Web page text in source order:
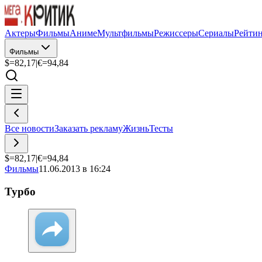
АктерыФильмыАнимеМультфильмыРежиссерыСериалы
Фильмы
$=82,17|€=94,84
Все новостиЗаказать рекламуЖизньТесты
$=82,17|€=94,84
Фильмы11.06.2013 в 16:24
Турбо